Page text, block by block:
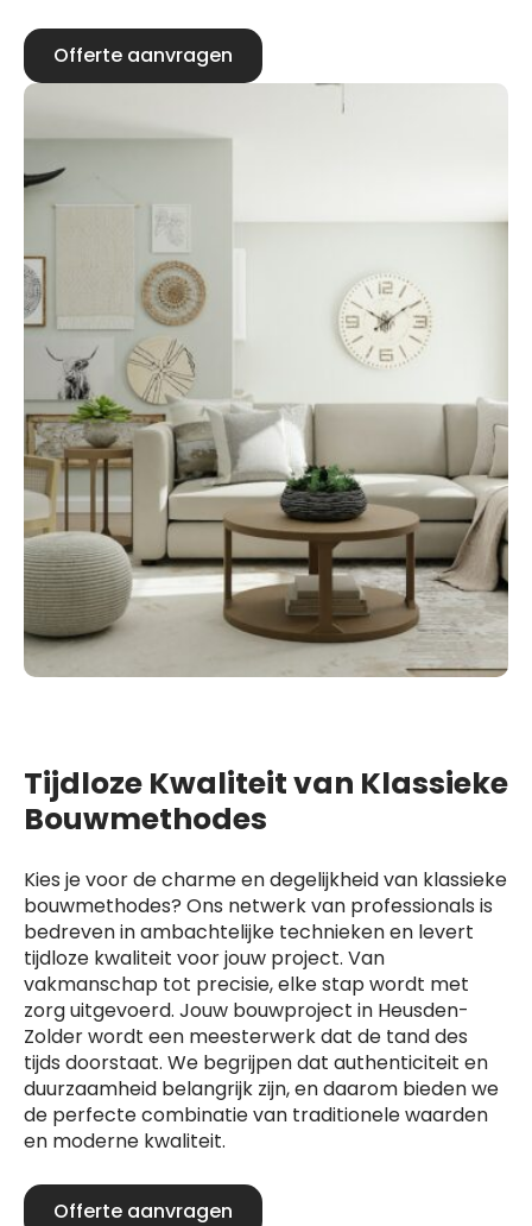
Offerte aanvragen
Tijdloze Kwaliteit van Klassieke
Bouwmethodes
Kies je voor de charme en degelijkheid van klassieke
bouwmethodes? Ons netwerk van professionals is
bedreven in ambachtelijke technieken en levert
tijdloze kwaliteit voor jouw project. Van
vakmanschap tot precisie, elke stap wordt met
zorg uitgevoerd. Jouw bouwproject in Heusden-
Zolder wordt een meesterwerk dat de tand des
tijds doorstaat. We begrijpen dat authenticiteit en
duurzaamheid belangrijk zijn, en daarom bieden we
de perfecte combinatie van traditionele waarden
en moderne kwaliteit.
Offerte aanvragen